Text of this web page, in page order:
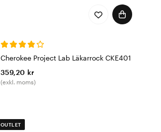
Cherokee Project Lab Läkarrock CKE401
359,20 kr
(exkl. moms)
OUTLET